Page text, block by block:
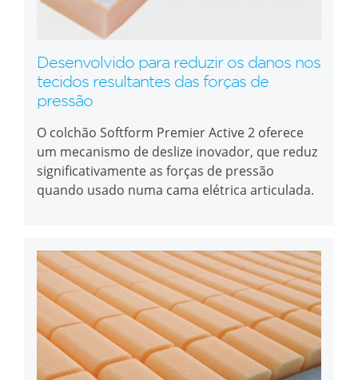
Desenvolvido para reduzir os danos nos
tecidos resultantes das forças de
pressão
O colchão Softform Premier Active 2 oferece
um mecanismo de deslize inovador, que reduz
significativamente as forças de pressão
quando usado numa cama elétrica articulada.